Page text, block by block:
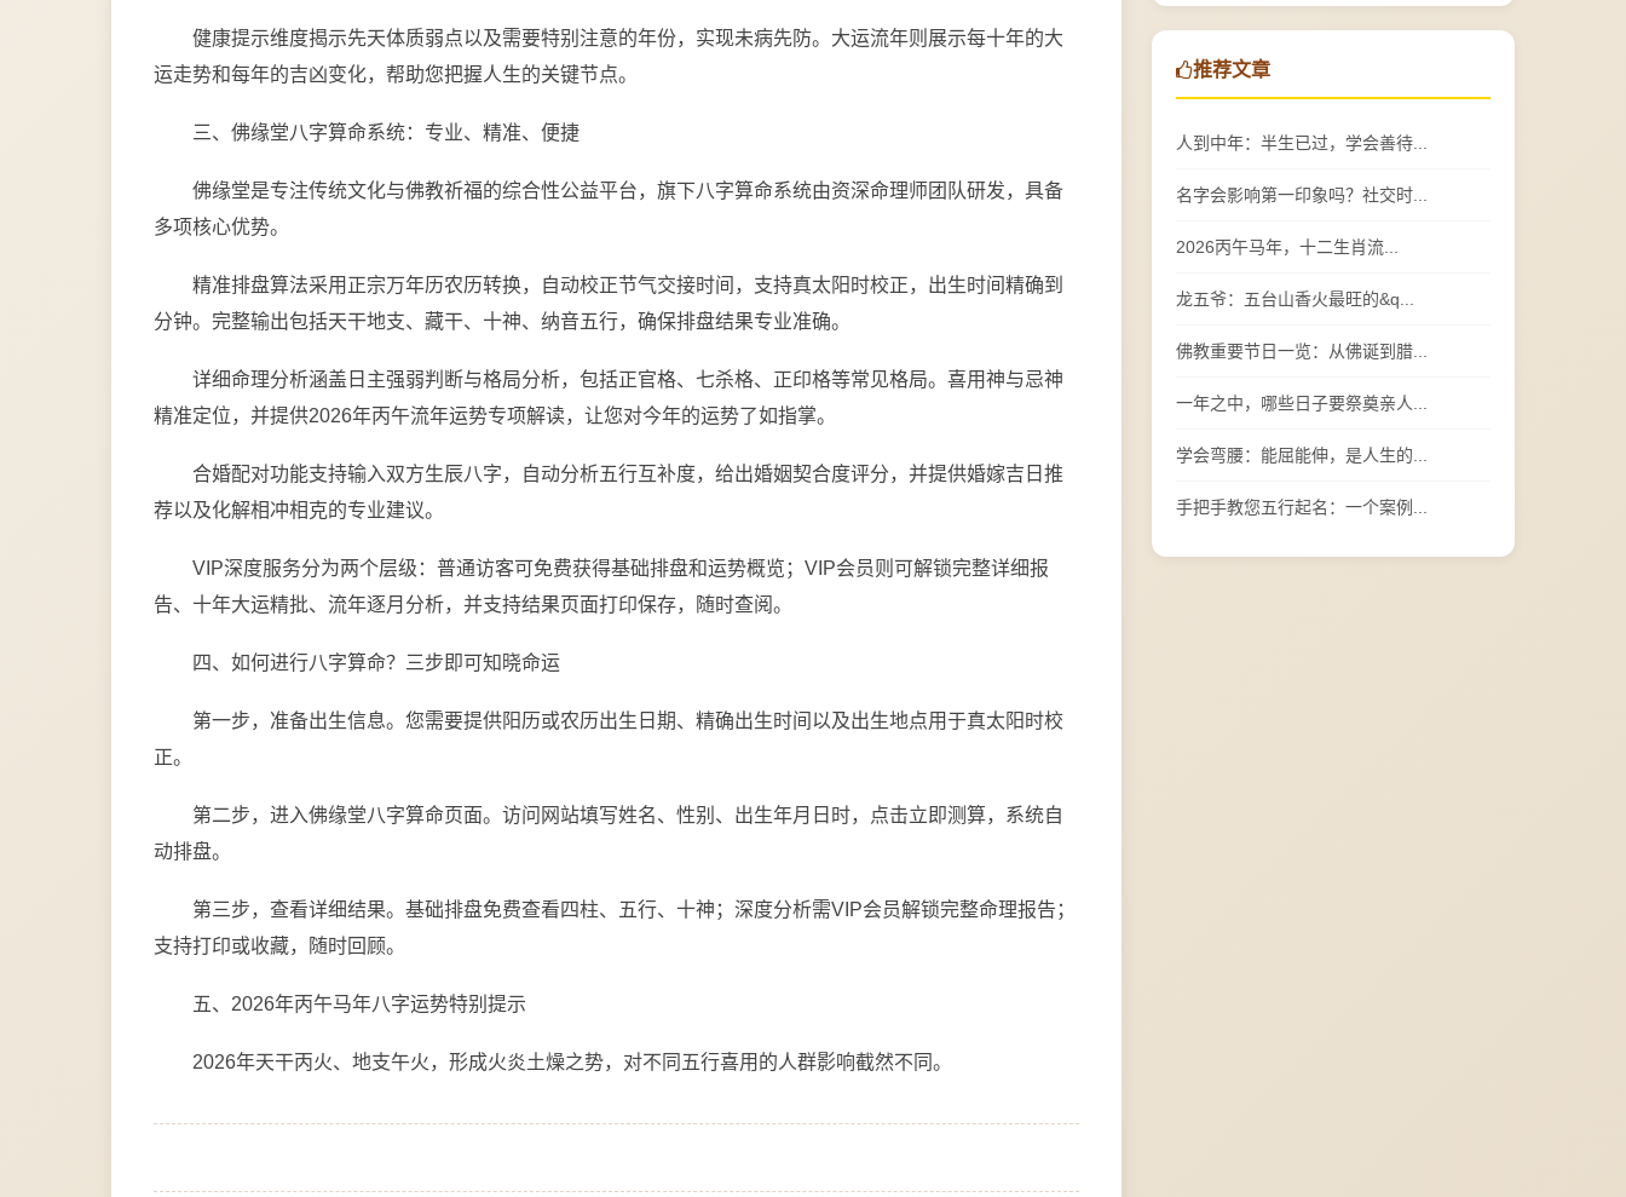
健康提示维度揭示先天体质弱点以及需要特别注意的年份，实现未病先防。大运流年则展示每十年的大
运走势和每年的吉凶变化，帮助您把握人生的关键节点。
三、佛缘堂八字算命系统：专业、精准、便捷
佛缘堂是专注传统文化与佛教祈福的综合性公益平台，旗下八字算命系统由资深命理师团队研发，具备
多项核心优势。
精准排盘算法采用正宗万年历农历转换，自动校正节气交接时间，支持真太阳时校正，出生时间精确到
分钟。完整输出包括天干地支、藏干、十神、纳音五行，确保排盘结果专业准确。
详细命理分析涵盖日主强弱判断与格局分析，包括正官格、七杀格、正印格等常见格局。喜用神与忌神
精准定位，并提供2026年丙午流年运势专项解读，让您对今年的运势了如指掌。
合婚配对功能支持输入双方生辰八字，自动分析五行互补度，给出婚姻契合度评分，并提供婚嫁吉日推
荐以及化解相冲相克的专业建议。
VIP深度服务分为两个层级：普通访客可免费获得基础排盘和运势概览；VIP会员则可解锁完整详细报
告、十年大运精批、流年逐月分析，并支持结果页面打印保存，随时查阅。
四、如何进行八字算命？三步即可知晓命运
第一步，准备出生信息。您需要提供阳历或农历出生日期、精确出生时间以及出生地点用于真太阳时校
正。
第二步，进入佛缘堂八字算命页面。访问网站填写姓名、性别、出生年月日时，点击立即测算，系统自
动排盘。
第三步，查看详细结果。基础排盘免费查看四柱、五行、十神；深度分析需VIP会员解锁完整命理报告；
支持打印或收藏，随时回顾。
五、2026年丙午马年八字运势特别提示
2026年天干丙火、地支午火，形成火炎土燥之势，对不同五行喜用的人群影响截然不同。
推荐文章
人到中年：半生已过，学会善待...
名字会影响第一印象吗？社交时...
2026丙午马年，十二生肖流...
龙五爷：五台山香火最旺的&q...
佛教重要节日一览：从佛诞到腊...
一年之中，哪些日子要祭奠亲人...
学会弯腰：能屈能伸，是人生的...
手把手教您五行起名：一个案例...